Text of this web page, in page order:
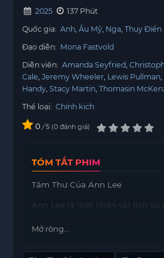
2025
137 Phút
Quốc gia: Anh Âu Mỹ Nga Thụy Điển
Đạo diễn: Mona Fastvold
Diễn viên: Amanda Seyfried
Cale Jeremy Wheeler Lewis Pullman
Handy Stacy Martin Thomasin
Thể loại: Chính kịch
0 / 5 0 đánh giá
TÓM TẮT PHIM
Tâm Thư Của Ann Lee
Ann Lee là một nhân vật lịch sử
cộng đồng tôn thờ có nguồn gốc
Mở rộng...